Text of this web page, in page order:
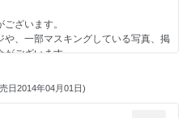
が噂の｢美人カレー｣
の栄養です！
ざいます。
、一部マスキングしている写真、掲
がございます。
の時間割』。
日2014年04月01日)